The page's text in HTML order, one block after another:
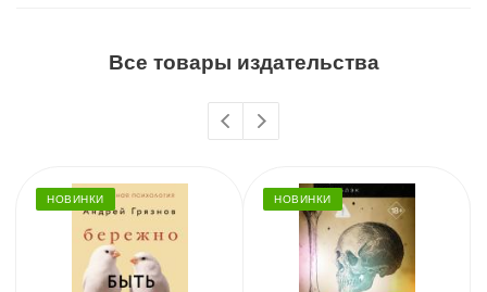
Все товары издательства
НОВИНКИ НОВИНКИ